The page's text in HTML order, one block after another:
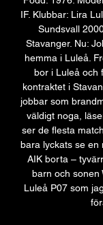
IF. Klubbar: Lira
Sundsvall
Stavanger. Nu:
hemma i Luleå.
bor i Luleå och
kontraktet i
jobbar som
väldigt noga,
ser de flesta
bara lyckats se en
AIK borta –
barn och sonen
Luleå P07 som